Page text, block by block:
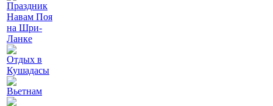
Праздник
Навам Поя
на Шри-
Ланке
Отдых в
Кушадасы
Вьетнам